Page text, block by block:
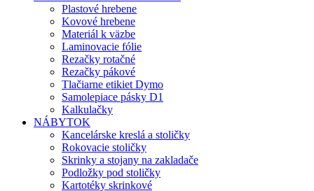
Plastové hrebene
Kovové hrebene
Materiál k väzbe
Laminovacie fólie
Rezačky rotačné
Rezačky pákové
Tlačiarne etikiet Dymo
Samolepiace pásky D1
Kalkulačky
NÁBYTOK
Kancelárske kreslá a stoličky
Rokovacie stoličky
Skrinky a stojany na zakladače
Podložky pod stoličky
Kartotéky skrinkové